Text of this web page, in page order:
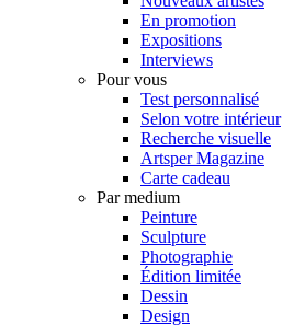
En promotion
Expositions
Interviews
Pour vous
Test personnalisé
Selon votre intérieur
Recherche visuelle
Artsper Magazine
Carte cadeau
Par medium
Peinture
Sculpture
Photographie
Édition limitée
Dessin
Design